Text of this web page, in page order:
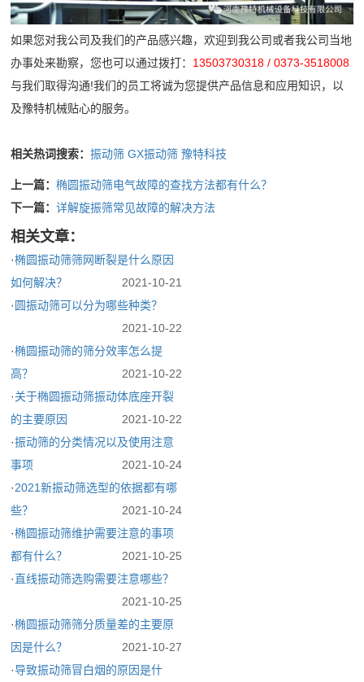
如果您对我公司及我们的产品感兴趣，欢迎到我公司或者我公司当地
办事处来勘察，您也可以通过拨打： 13503730318 / 0373-3518008
与我们取得沟通!我们的员工将诚为您提供产品信息和应用知识，以
及豫特机械贴心的服务。
相关热词搜索：振动筛 GX振动筛 豫特科技
上一篇：椭圆振动筛电气故障的查找方法都有什么？
下一篇：详解旋振筛常见故障的解决方法
相关文章：
·椭圆振动筛筛网断裂是什么原因
如何解决？
2021-10-21
· 圆振动筛可以分为哪些种类？
2021-10-22
·椭圆振动筛的筛分效率怎么提
高？
2021-10-22
·关于椭圆振动筛振动体底座开裂
的主要原因
2021-10-22
·振动筛的分类情况以及使用注意
事项
2021-10-24
·2021新振动筛选型的依据都有哪
些？
2021-10-24
·椭圆振动筛维护需要注意的事项
都有什么？
2021-10-25
·直线振动筛选购需要注意哪些？
2021-10-25
·椭圆振动筛筛分质量差的主要原
因是什么？
2021-10-27
·导致振动筛冒白烟的原因是什